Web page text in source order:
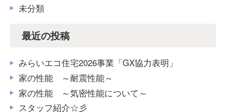
未分類
最近の投稿
みらいエコ住宅2026事業「GX協力表明」
家の性能 ～耐震性能～
家の性能 ～気密性能について～
スタッフ紹介☆彡